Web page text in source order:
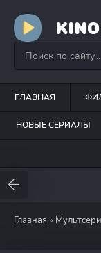
ГЛАВНАЯ
НОВЫЕ СЕРИАЛЫ
Главная »